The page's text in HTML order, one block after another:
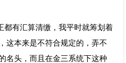
都有汇算清缴，我平时就筹划着
这本来是不符合规定的，弄不
名头，而且在金三系统下这种